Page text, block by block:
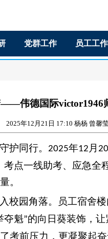
党群工作 员工工作
伟德国际victor1946
2025年12月21日 17:10 杨杨 曾馨
护同行。 2025年12 月 20
考点一线助考、应急
。
校园角落。员工宿舍楼
夺魁”的向日葵装饰，
考前压力，更凝聚起